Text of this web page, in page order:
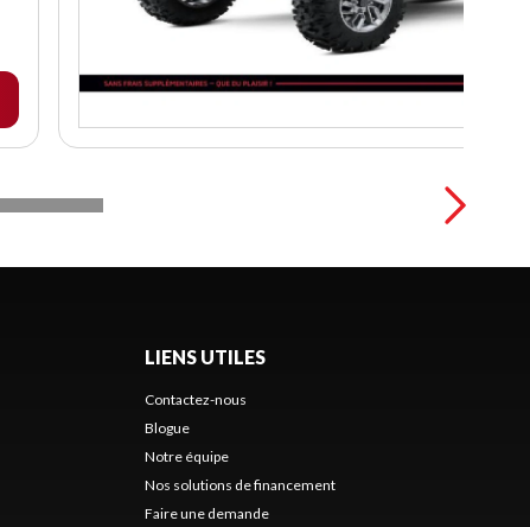
LIENS UTILES
Contactez-nous
Blogue
Notre équipe
Nos solutions de financement
Faire une demande